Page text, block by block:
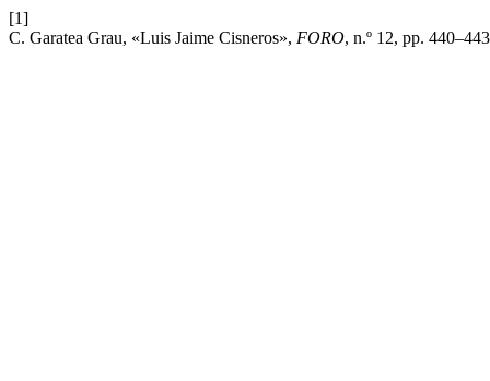
[1]
C. Garatea Grau, «Luis Jaime Cisneros», FORO, n.º 12, pp.